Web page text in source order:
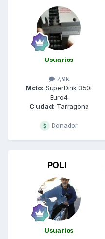
Usuarios
7,9k
Moto: SuperDink 350i
Euro4
Ciudad: Tarragona
Donador
POLI
Usuarios